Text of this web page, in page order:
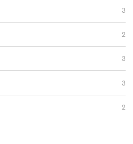
3
2
3
3
2